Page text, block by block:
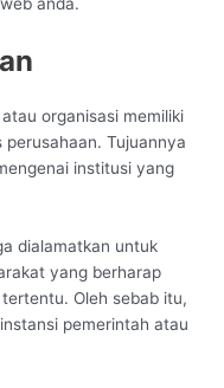
organisasi memiliki
Tujuannya
institusi yang
dialamatkan untuk
yang berharap
Oleh sebab itu,
pemerintah atau